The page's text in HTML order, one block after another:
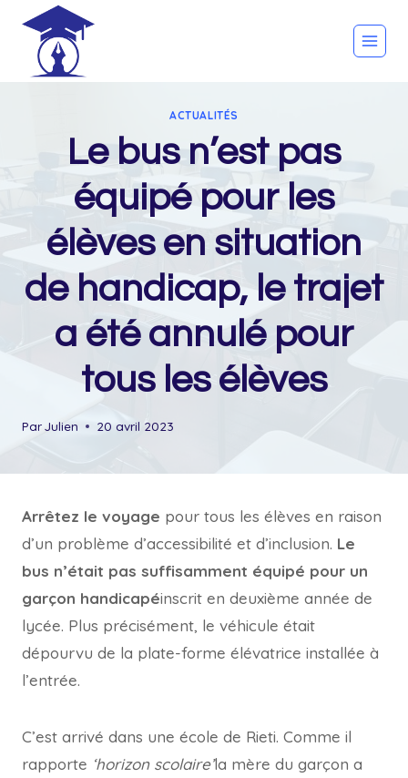
content
ACTUALITÉS
Le bus n’est pas
équipé pour les
élèves en situation
de handicap, le trajet
a été annulé pour
tous les élèves
ParJulien 20 avril 2023
Arrêtez le voyage pour tous les élèves en raison
d’un problème d’accessibilité et d’inclusion. Le
bus n’était pas suffisamment équipé pour un
garçon handicapéinscrit en deuxième année de
lycée. Plus précisément, le véhicule était
dépourvu de la plate-forme élévatrice installée à
l’entrée.
C’est arrivé dans une école de Rieti. Comme il
rapporte ‘horizon scolaire’la mère du garçon a